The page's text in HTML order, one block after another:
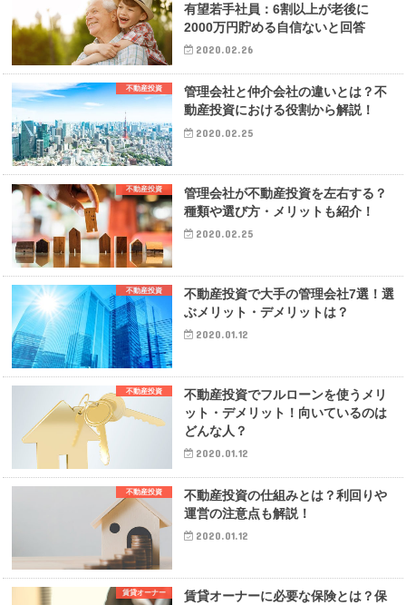
有望若手社員：6割以上が老後に
2000万円貯める自信ないと回答
2020.02.26
不動産投資
管理会社と仲介会社の違いとは？不
動産投資における役割から解説！
2020.02.25
不動産投資
管理会社が不動産投資を左右する？
種類や選び方・メリットも紹介！
2020.02.25
不動産投資
不動産投資で大手の管理会社7選！選
ぶメリット・デメリットは？
2020.01.12
不動産投資
不動産投資でフルローンを使うメリ
ット・デメリット！向いているのは
どんな人？
2020.01.12
不動産投資
不動産投資の仕組みとは？利回りや
運営の注意点も解説！
2020.01.12
賃貸オーナー
賃貸オーナーに必要な保険とは？保